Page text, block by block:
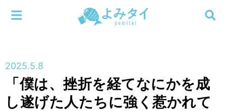
連載
検索する
メニューを閉じる
2025.5.8
「僕は、挫折を経てなにかを成
し遂げた人たちに強く惹かれて